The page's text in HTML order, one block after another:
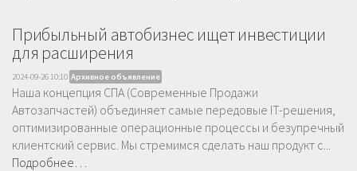
Прибыльный автобизнес ищет инвестиции
для расширения
2024-09-26 10:10 Архивное объявление
Наша концепция СПА (Современные Продажи
Автозапчастей) объединяет самые передовые IT-решения,
оптимизированные операционные процессы и безупречный
клиентский сервис. Мы стремимся сделать наш продукт с...
Подробнее…